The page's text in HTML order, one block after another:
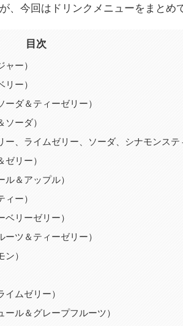
、今回はドリンクメニューをまとめ
目次
ー）
ー）
ダ＆ティーゼリー）
ーダ）
、ライムゼリー、ソーダ、シナモンステ
リー）
＆アップル）
ー）
リーゼリー）
ツ＆ティーゼリー）
）
ムゼリー）
ル＆グレープフルーツ）